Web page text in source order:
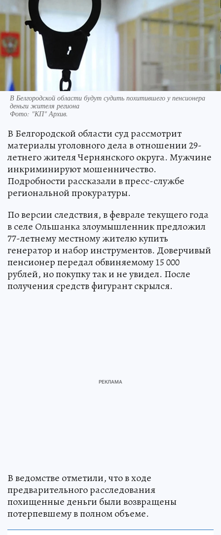
В Белгородской области будут судить похитившего у пенсионера
деньги жителя региона
Фото: "КП" Архив.
В Белгородской области суд рассмотрит
материалы уголовного дела в отношении 29-
летнего жителя Чернянского округа. Мужчине
инкриминируют мошенничество.
Подробности рассказали в пресс-службе
региональной прокуратуры.
По версии следствия, в феврале текущего года
в селе Ольшанка злоумышленник предложил
77-летнему местному жителю купить
генератор и набор инструментов. Доверчивый
пенсионер передал обвиняемому 15 000
рублей, но покупку так и не увидел. После
получения средств фигурант скрылся.
В ведомстве отметили, что в ходе
предварительного расследования
похищенные деньги были возвращены
потерпевшему в полном объеме.